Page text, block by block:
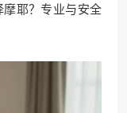
耶？专业与安全